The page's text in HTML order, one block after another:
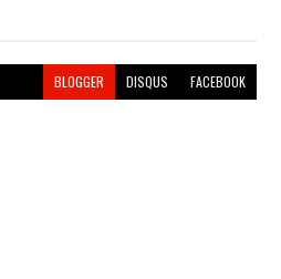
BLOGGER DISQUS FACEBOOK